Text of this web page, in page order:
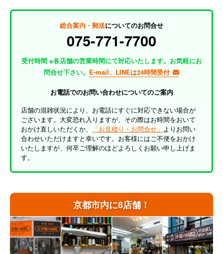
京都市内に8店舗！
総合案内・郵送についてのお問合せ
075-771-7700
受付時間 ※各店舗の営業時間にて対応いたします。お気軽にお
問合せ下さい。 E-mail、LINEは24時間受付
お電話でのお問い合わせについてのご案内
店舗の混雑状況により、お電話にすぐに対応できない場合が
ございます。大変恐れ入りますが、その際はお時間をおいて
おかけ直しいただくか、
「お見積り・お問合せ」 よりお問い
合わせいただけますと幸いです。お客様にはご不便をおかけ
いたしますが、何卒ご理解のほどよろしくお願い申し上げま
す。